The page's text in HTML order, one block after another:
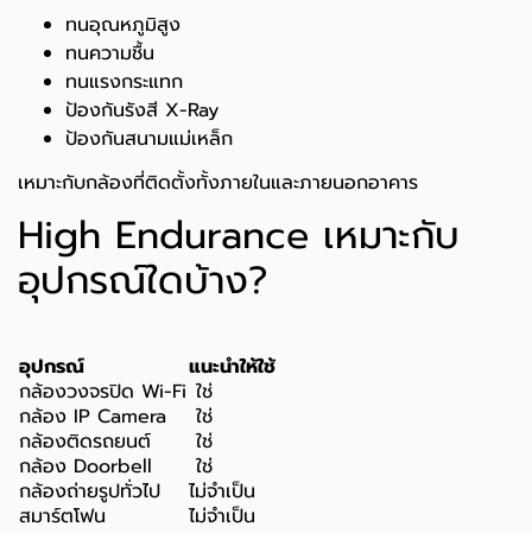
ทนอุณหภูมิสูง
ทนความชื้น
ทนแรงกระแทก
ป้องกันรังสี X-Ray
ป้องกันสนามแม่เหล็ก
เหมาะกับกล้องที่ติดตั้งทั้งภายในและภายนอกอาคาร
High Endurance เหมาะกับ
อุปกรณ์ใดบ้าง?
อุปกรณ์
แนะนำให้ใช้
กล้องวงจรปิด Wi-Fi ใช่
กล้อง IP Camera
ใช่
กล้องติดรถยนต์
ใช่
กล้อง Doorbell
ใช่
กล้องถ่ายรูปทั่วไป
ไม่จำเป็น
สมาร์ตโฟน
ไม่จำเป็น